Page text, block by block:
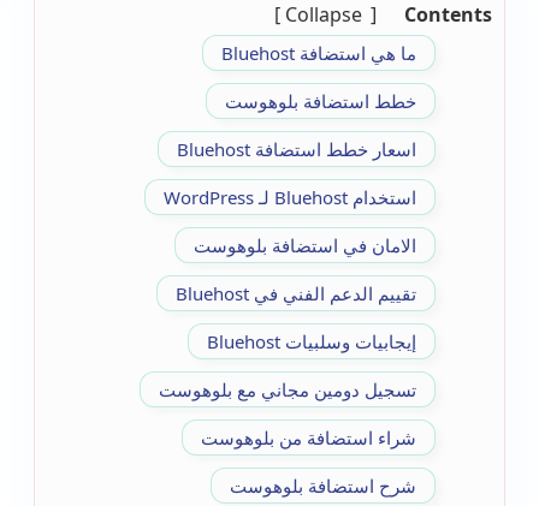
Contents
Collapse
ما هي استضافة Bluehost
خطط استضافة بلوهوست
اسعار خطط استضافة Bluehost
استخدام Bluehost لـ WordPress
الامان في استضافة بلوهوست
تقييم الدعم الفني في Bluehost
إيجابيات وسلبيات Bluehost
تسجيل دومين مجاني مع بلوهوست
شراء استضافة من بلوهوست
شرح استضافة بلوهوست